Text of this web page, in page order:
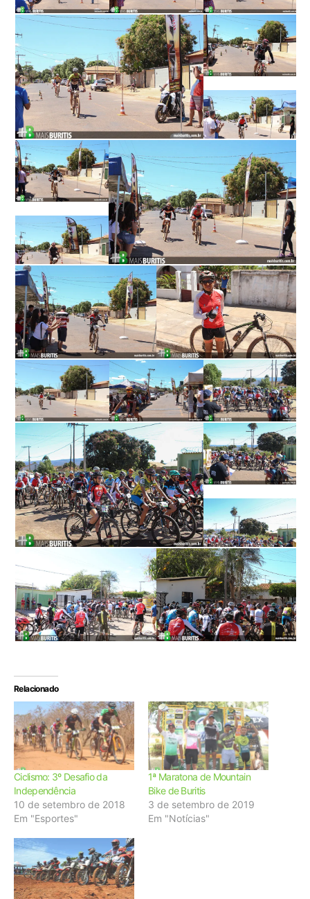
Relacionado
Ciclismo: 3º Desafio da
Independência
10 de setembro de 2018
Em "Esportes"
1ª Maratona de Mountain
Bike de Buritis
3 de setembro de 2019
Em "Notícias"